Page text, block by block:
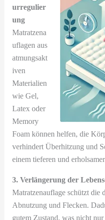
urregulier
ung
Matratzena
uflagen aus
atmungsakt
iven
Materialien
wie Gel,
Latex oder
Memory
Foam können helfen, die
verhindert Überhitzung und
einem tieferen und
3. Verlängerung der
Matratzenauflage schützt die
Abnutzung und Flecken.
gutem Zustand, was nicht